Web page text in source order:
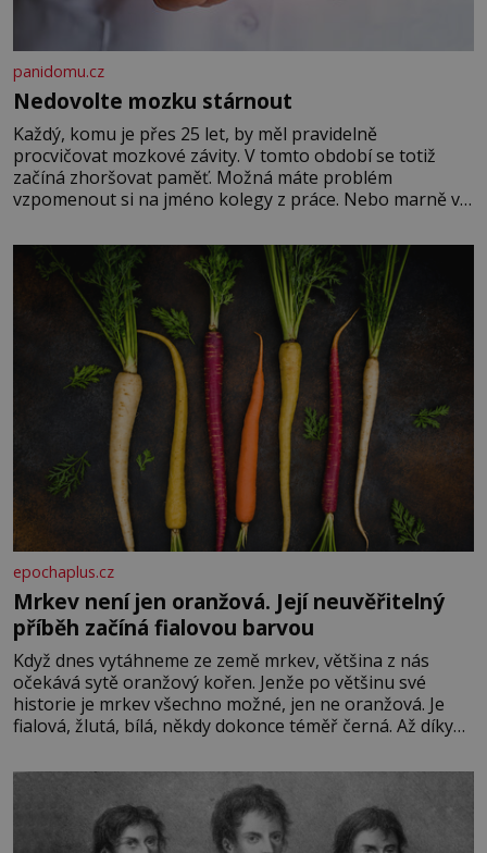
panidomu.cz
Nedovolte mozku stárnout
Každý, komu je přes 25 let, by měl pravidelně
procvičovat mozkové závity. V tomto období se totiž
začíná zhoršovat paměť. Možná máte problém
vzpomenout si na jméno kolegy z práce. Nebo marně v
Je to opravdu tak, s věkem jako kdyby se paměť
rozhodla stávkovat. Cvičte
epochaplus.cz
Mrkev není jen oranžová. Její neuvěřitelný
příběh začíná fialovou barvou
Když dnes vytáhneme ze země mrkev, většina z nás
očekává sytě oranžový kořen. Jenže po většinu své
historie je mrkev všechno možné, jen ne oranžová. Je
fialová, žlutá, bílá, někdy dokonce téměř černá. Až díky
bez které si českou zahradu ani nedokážeme představit.